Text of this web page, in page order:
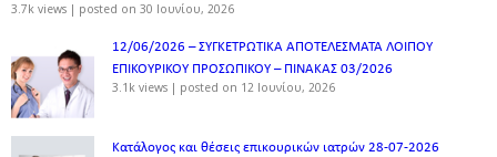
3.7k views | posted on 30 Ιουνίου, 2026
12/06/2026 – ΣΥΓΚΕΤΡΩΤΙΚΑ ΑΠΟΤΕΛΕΣΜΑΤΑ ΛΟΙΠΟΥ
ΕΠΙΚΟΥΡΙΚΟΥ ΠΡΟΣΩΠΙΚΟΥ – ΠΙΝΑΚΑΣ 03/2026
3.1k views | posted on 12 Ιουνίου, 2026
Κατάλογος και θέσεις επικουρικών ιατρών 28-07-2026